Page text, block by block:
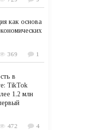
как основа
369 1
в
TikTok
1,2 млн
472 4